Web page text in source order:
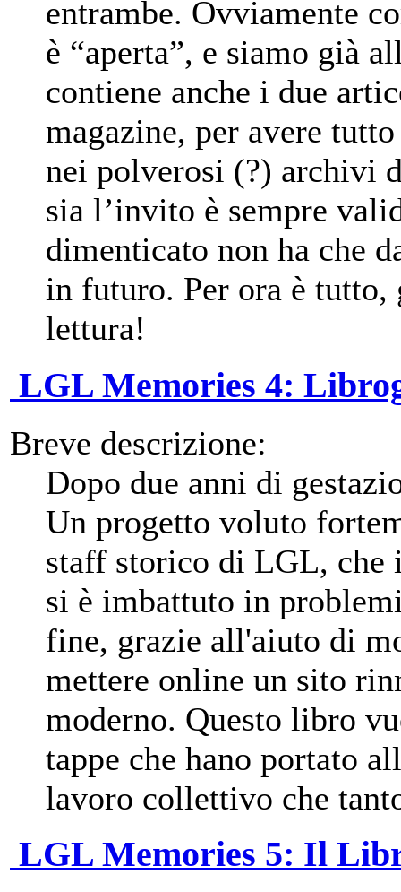
entrambe. Ovviamente
è “aperta”, e siamo già
contiene anche i due
magazine, per avere
nei polverosi (?) archivi
sia l’invito è sempre
dimenticato non ha che
in futuro. Per ora è
lettura!
LGL Memories 4:
Breve descrizione:
Dopo due anni di
Un progetto voluto
staff storico di LGL, che
si è imbattuto in
fine, grazie all'aiuto di
mettere online un sito
moderno. Questo libro
tappe che hano portato
lavoro collettivo che
LGL Memories 5: Il